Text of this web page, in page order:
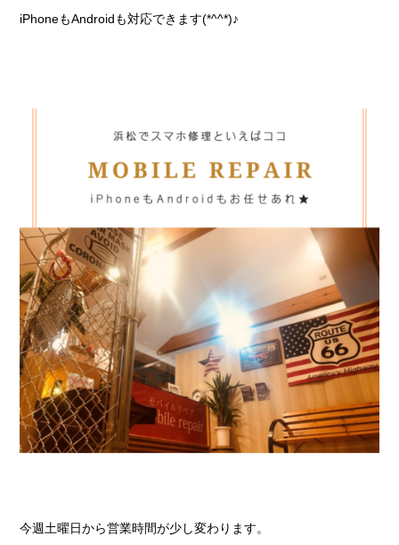
iPhoneもAndroidも対応できます(*^^*)♪
今週土曜日から営業時間が少し変わります。